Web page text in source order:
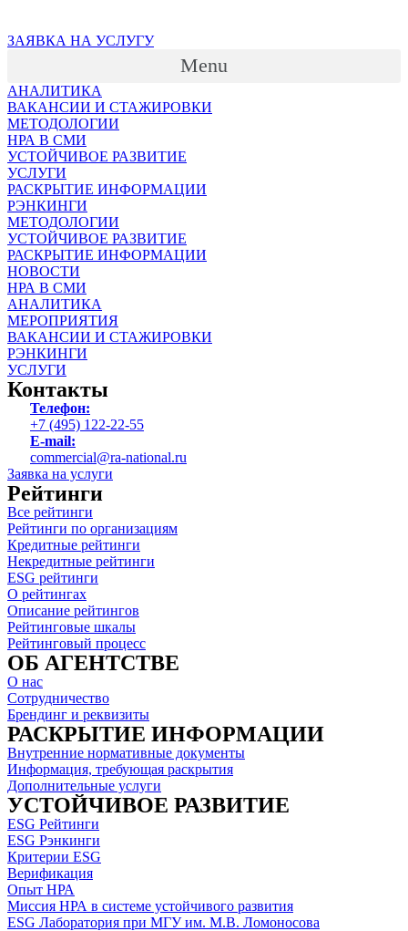
ЗАЯВКА НА УСЛУГУ
Menu
АНАЛИТИКА
ВАКАНСИИ И СТАЖИРОВКИ
МЕТОДОЛОГИИ
НРА В СМИ
УСТОЙЧИВОЕ РАЗВИТИЕ
УСЛУГИ
РАСКРЫТИЕ ИНФОРМАЦИИ
РЭНКИНГИ
МЕТОДОЛОГИИ
УСТОЙЧИВОЕ РАЗВИТИЕ
РАСКРЫТИЕ ИНФОРМАЦИИ
НОВОСТИ
НРА В СМИ
АНАЛИТИКА
МЕРОПРИЯТИЯ
ВАКАНСИИ И СТАЖИРОВКИ
РЭНКИНГИ
УСЛУГИ
Контакты
Телефон:
+7 (495) 122-22-55
E-mail:
commercial@ra-national.ru
Заявка на услуги
Рейтинги
Все рейтинги
Рейтинги по организациям
Кредитные рейтинги
Некредитные рейтинги
ESG рейтинги
О рейтингах
Описание рейтингов
Рейтинговые шкалы
Рейтинговый процесс
ОБ АГЕНТСТВЕ
О нас
Сотрудничество
Брендинг и реквизиты
РАСКРЫТИЕ ИНФОРМАЦИИ
Внутренние нормативные документы
Информация, требующая раскрытия
Дополнительные услуги
УСТОЙЧИВОЕ РАЗВИТИЕ
ESG Рейтинги
ESG Рэнкинги
Критерии ESG
Верификация
Опыт НРА
Миссия НРА в системе устойчивого развития
ESG Лаборатория при МГУ им. М.В. Ломоносова